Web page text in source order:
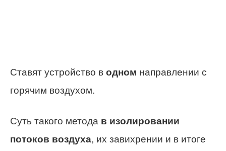
Ставят устройство в одном направлении с
горячим воздухом.
Суть такого метода в изолировании
потоков воздуха, их завихрении и в итоге